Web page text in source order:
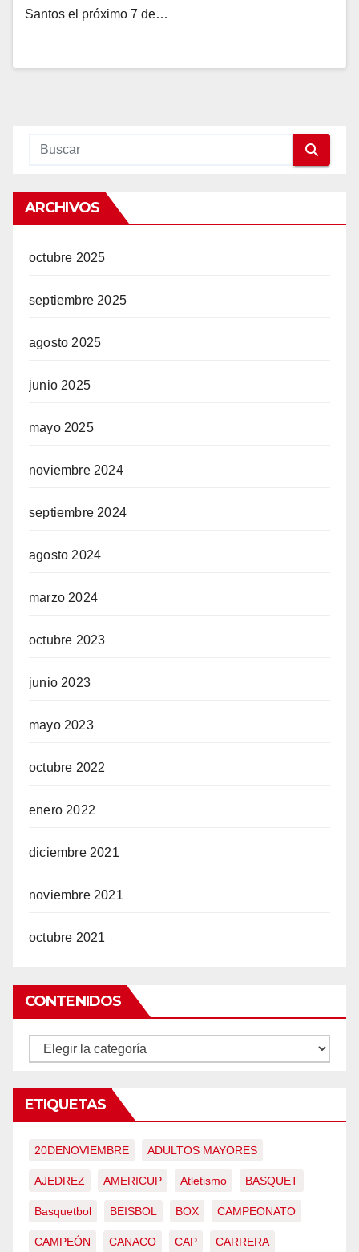
Santos el próximo 7 de…
ARCHIVOS
octubre 2025
septiembre 2025
agosto 2025
junio 2025
mayo 2025
noviembre 2024
septiembre 2024
agosto 2024
marzo 2024
octubre 2023
junio 2023
mayo 2023
octubre 2022
enero 2022
diciembre 2021
noviembre 2021
octubre 2021
CONTENIDOS
CONTENIDOS
ETIQUETAS
20DENOVIEMBRE ADULTOS MAYORES
AJEDREZ AMERICUP Atletismo BASQUET
Basquetbol BEISBOL BOX CAMPEONATO
CAMPEÓN CANACO CAP CARRERA